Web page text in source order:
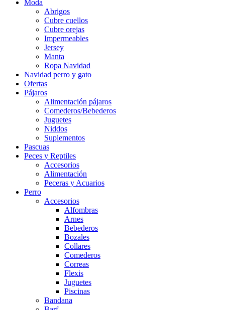
Moda
Abrigos
Cubre cuellos
Cubre orejas
Impermeables
Jersey
Manta
Ropa Navidad
Navidad perro y gato
Ofertas
Pájaros
Alimentación pájaros
Comederos/Bebederos
Juguetes
Niddos
Suplementos
Pascuas
Peces y Reptiles
Accesorios
Alimentación
Peceras y Acuarios
Perro
Accesorios
Alfombras
Arnes
Bebederos
Bozales
Collares
Comederos
Correas
Flexis
Juguetes
Piscinas
Bandana